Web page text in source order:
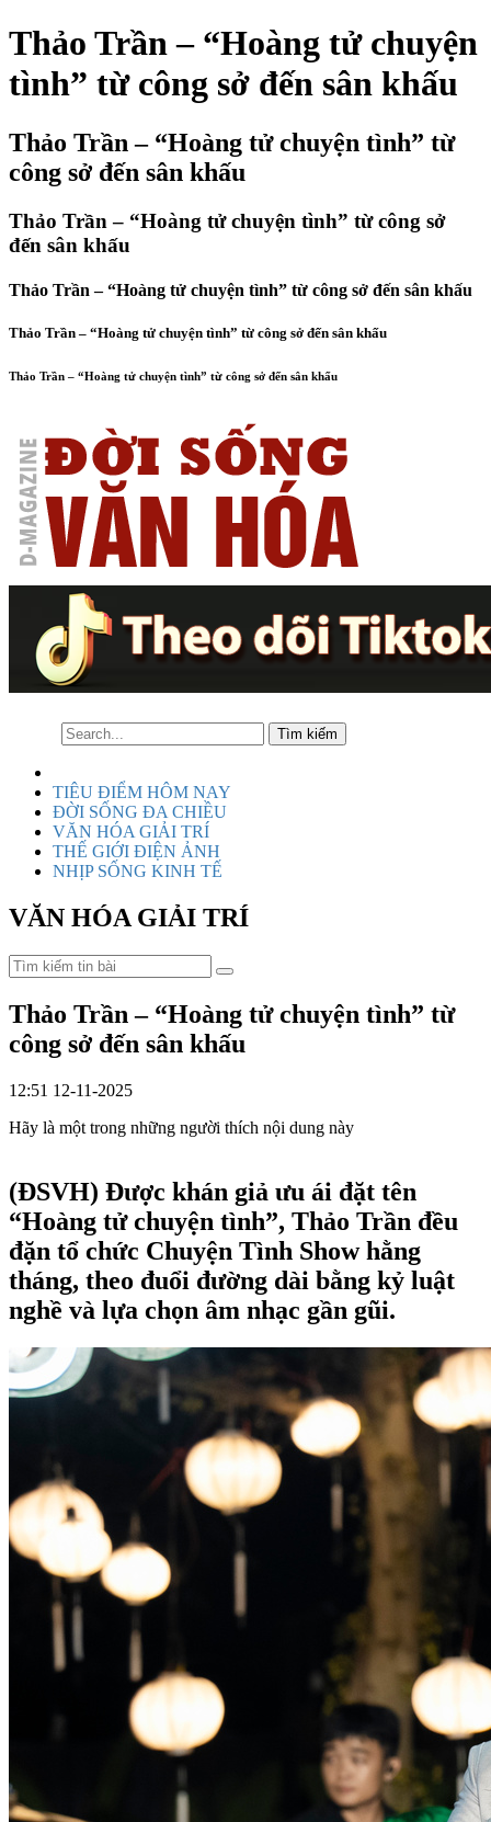
Thảo Trần – “Hoàng tử chuyện
tình” từ công sở đến sân khấu
Thảo Trần – “Hoàng tử chuyện tình” từ
công sở đến sân khấu
Thảo Trần – “Hoàng tử chuyện tình” từ công sở
đến sân khấu
Thảo Trần – “Hoàng tử chuyện tình” từ công sở đến sân khấu
Thảo Trần – “Hoàng tử chuyện tình” từ công sở đến sân khấu
Thảo Trần – “Hoàng tử chuyện tình” từ công sở đến sân khấu
TIÊU ĐIỂM HÔM NAY
ĐỜI SỐNG ĐA CHIỀU
VĂN HÓA GIẢI TRÍ
THẾ GIỚI ĐIỆN ẢNH
NHỊP SỐNG KINH TẾ
VĂN HÓA GIẢI TRÍ
Thảo Trần – “Hoàng tử chuyện tình” từ
công sở đến sân khấu
12:51 12-11-2025
Hãy là một trong những người thích nội dung này
(ĐSVH) Được khán giả ưu ái đặt tên
“Hoàng tử chuyện tình”, Thảo Trần đều
đặn tổ chức Chuyện Tình Show hằng
tháng, theo đuổi đường dài bằng kỷ luật
nghề và lựa chọn âm nhạc gần gũi.